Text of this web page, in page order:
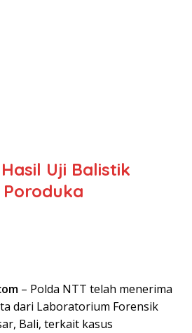
Uji Balistik
– Polda NTT telah menerima
dari Laboratorium Forensik
Bali, terkait kasus